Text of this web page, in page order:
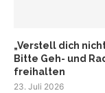
„Verstell dich
Bitte Geh- und
freihalten
23. Juli 2026